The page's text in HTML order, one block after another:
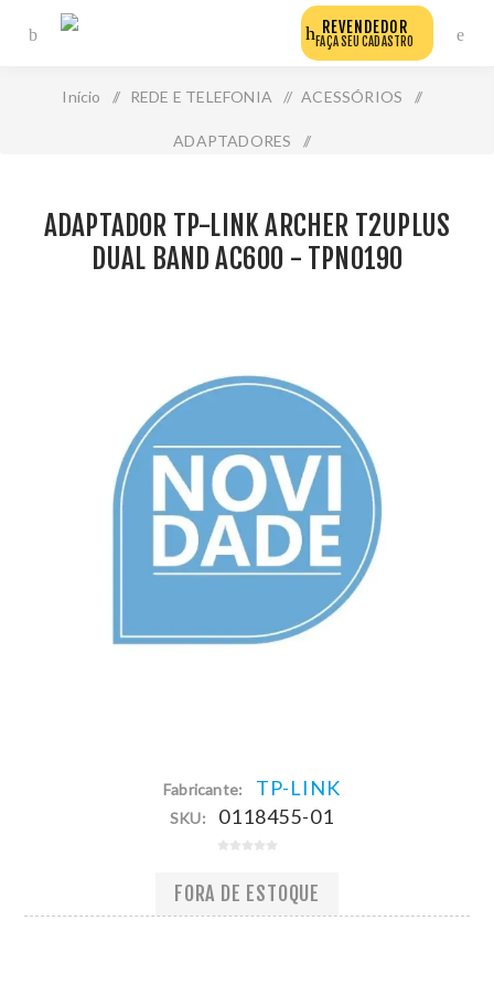
REVENDEDOR
FAÇA SEU CADASTRO
Início / REDE E TELEFONIA / ACESSÓRIOS /
ADAPTADORES /
Tpn0190
ADAPTADOR TP-LINK ARCHER T2UPLUS
DUAL BAND AC600 - TPN0190
Fabricante: TP-LINK
SKU: 0118455-01
FORA DE ESTOQUE